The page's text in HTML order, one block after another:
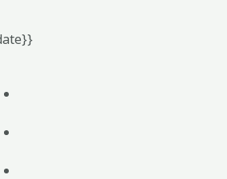
{{post.date}}